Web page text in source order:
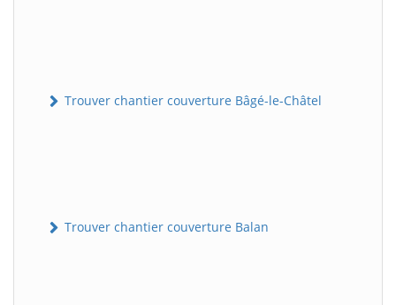
Trouver chantier couverture Bâgé-le-Châtel
Trouver chantier couverture Balan